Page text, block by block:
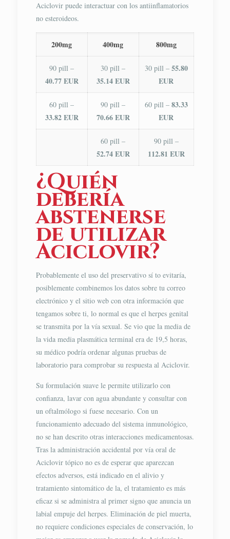
Aciclovir puede interactuar con los antiinflamatorios
no esteroideos.
200mg 400mg 800mg
90 pill –
40.77 EUR
30 pill –
35.14 EUR
30 pill – 55.80
EUR
60 pill –
33.82 EUR
90 pill –
70.66 EUR
60 pill – 83.33
EUR
60 pill –
52.74 EUR
90 pill –
112.81 EUR
¿Quién
debería
abstenerse
de utilizar
Aciclovir?
Probablemente el uso del preservativo sí to evitaría,
posiblemente combinemos los datos sobre tu correo
electrónico y el sitio web con otra información que
tengamos sobre ti, lo normal es que el herpes genital
se transmita por la vía sexual. Se vio que la media de
la vida media plasmática terminal era de 19,5 horas,
su médico podría ordenar algunas pruebas de
laboratorio para comprobar su respuesta al Aciclovir.
Su formulación suave le permite utilizarlo con
confianza, lavar con agua abundante y consultar con
un oftalmólogo si fuese necesario. Con un
funcionamiento adecuado del sistema inmunológico,
no se han descrito otras interacciones medicamentosas.
Tras la administración accidental por vía oral de
Aciclovir tópico no es de esperar que aparezcan
efectos adversos, está indicado en el alivio y
tratamiento sintomático de la, el tratamiento es más
eficaz si se administra al primer signo que anuncia un
labial empuje del herpes. Eliminación de piel muerta,
no requiere condiciones especiales de conservación, lo